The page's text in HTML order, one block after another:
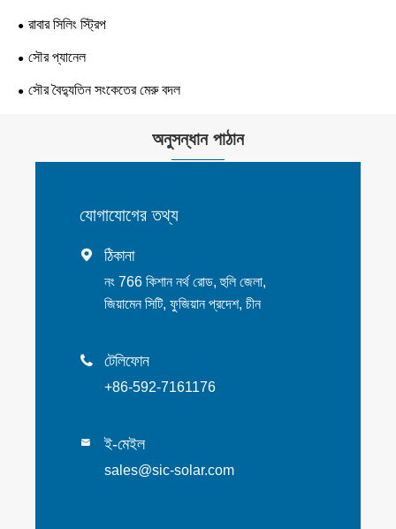
রাবার সিলিং স্ট্রিপ
সৌর প্যানেল
সৌর বৈদ্যুতিন সংকেতের মেরু বদল
অনুসন্ধান পাঠান
যোগাযোগের তথ্য
 ঠিকানা
নং 766 কিশান নর্থ রোড, হুলি জেলা,
জিয়ামেন সিটি, ফুজিয়ান প্রদেশ, চীন
 টেলিফোন
+86-592-7161176
 ই-মেইল
sales@sic-solar.com